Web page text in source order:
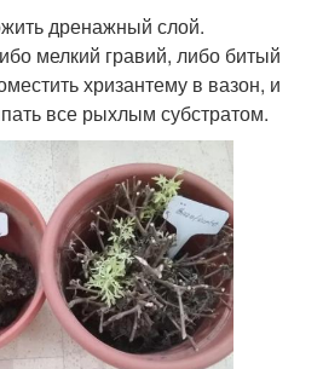
дренажный слой.
мелкий гравий, либо битый
хризантему в вазон, и
все рыхлым субстратом.